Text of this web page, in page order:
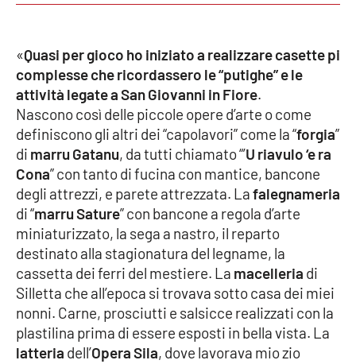
Lamezia Terme
PROGETTI
SPECIALI
Buona Sanità Calabria
CALABRIAVISIONE
Destinazioni
Eventi
Food
Storie
«Quasi per gioco ho iniziato a realizzare casette pi
complesse che ricordassero le “putighe” e le
attività legate a San Giovanni in Fiore.
Nascono così delle piccole opere d’arte o come
definiscono gli altri dei “capolavori” come la “forgia”
di marru Gatanu, da tutti chiamato “’U riavulo ‘e ra
Cona” con tanto di fucina con mantice, bancone
degli attrezzi, e parete attrezzata. Lafalegnameria
di “marru Sature” con bancone a regola d’arte
miniaturizzato, la sega a nastro, il reparto
destinato alla stagionatura del legname, la
cassetta dei ferri del mestiere. La macelleria di
Silletta che all’epoca si trovava sotto casa dei miei
nonni. Carne, prosciutti e salsicce realizzati con la
plastilina prima di essere esposti in bella vista. La
latteria dell’Opera Sila, dove lavorava mio zio